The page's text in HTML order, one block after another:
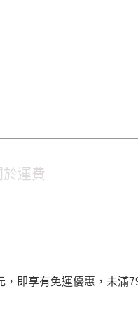
於運費
，即享有免運優惠，未滿